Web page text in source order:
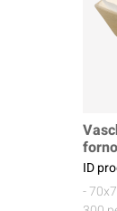
ID
-